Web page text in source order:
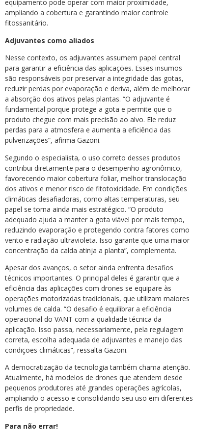
equipamento pode operar com maior proximidade,
ampliando a cobertura e garantindo maior controle
fitossanitário.
Adjuvantes como aliados
Nesse contexto, os adjuvantes assumem papel central
para garantir a eficiência das aplicações. Esses insumos
são responsáveis por preservar a integridade das gotas,
reduzir perdas por evaporação e deriva, além de melhorar
a absorção dos ativos pelas plantas. “O adjuvante é
fundamental porque protege a gota e permite que o
produto chegue com mais precisão ao alvo. Ele reduz
perdas para a atmosfera e aumenta a eficiência das
pulverizações”, afirma Gazoni.
Segundo o especialista, o uso correto desses produtos
contribui diretamente para o desempenho agronômico,
favorecendo maior cobertura foliar, melhor translocação
dos ativos e menor risco de fitotoxicidade. Em condições
climáticas desafiadoras, como altas temperaturas, seu
papel se torna ainda mais estratégico. “O produto
adequado ajuda a manter a gota viável por mais tempo,
reduzindo evaporação e protegendo contra fatores como
vento e radiação ultravioleta. Isso garante que uma maior
concentração da calda atinja a planta”, complementa.
Apesar dos avanços, o setor ainda enfrenta desafios
técnicos importantes. O principal deles é garantir que a
eficiência das aplicações com drones se equipare às
operações motorizadas tradicionais, que utilizam maiores
volumes de calda. “O desafio é equilibrar a eficiência
operacional do VANT com a qualidade técnica da
aplicação. Isso passa, necessariamente, pela regulagem
correta, escolha adequada de adjuvantes e manejo das
condições climáticas”, ressalta Gazoni.
A democratização da tecnologia também chama atenção.
Atualmente, há modelos de drones que atendem desde
pequenos produtores até grandes operações agrícolas,
ampliando o acesso e consolidando seu uso em diferentes
perfis de propriedade.
Para não errar!